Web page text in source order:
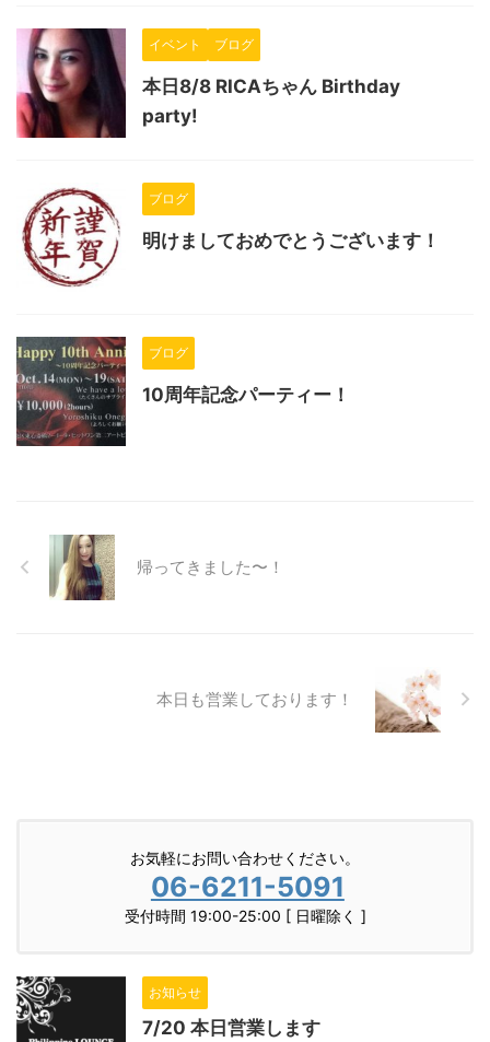
イベント ブログ
本日8/8 RICAちゃん Birthday
party!
ブログ
明けましておめでとうございます！
ブログ
10周年記念パーティー！
帰ってきました〜！
本日も営業しております！
お気軽にお問い合わせください。
06-6211-5091
受付時間 19:00-25:00 [ 日曜除く ]
お知らせ
7/20 本日営業します